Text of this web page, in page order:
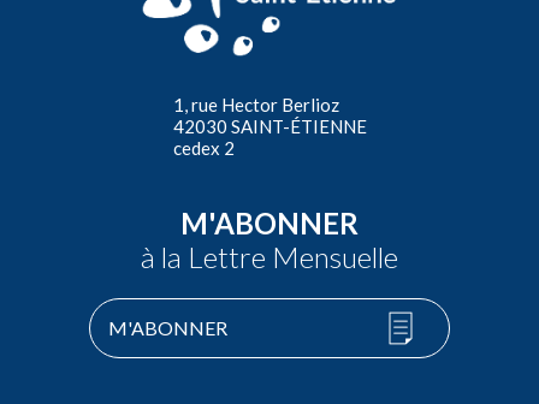
1, rue Hector Berlioz
42030 SAINT-ÉTIENNE
cedex 2
M'ABONNER
à la Lettre Mensuelle
M'ABONNER